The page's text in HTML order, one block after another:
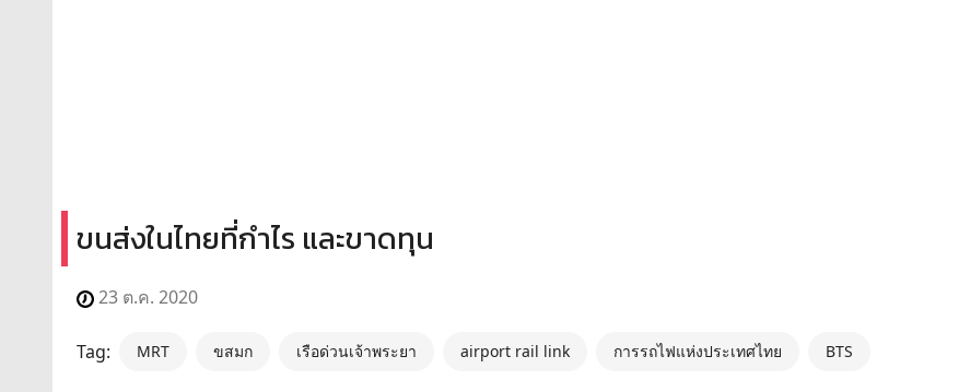
ขนส่งในไทยที่กำไร และขาดทุน
23 ต.ค. 2020
Tag: MRT ขสมก เรือด่วนเจ้าพระยา airport rail link การรถไฟแห่งประเทศไทย BTS